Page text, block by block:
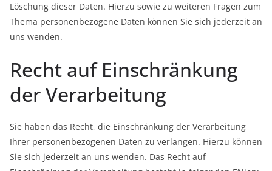
Löschung dieser Daten. Hierzu sowie zu weiteren Fragen zum
Thema personenbezogene Daten können Sie sich jederzeit an
uns wenden.
Recht auf Einschränkung
der Verarbeitung
Sie haben das Recht, die Einschränkung der Verarbeitung
Ihrer personenbezogenen Daten zu verlangen. Hierzu können
Sie sich jederzeit an uns wenden. Das Recht auf